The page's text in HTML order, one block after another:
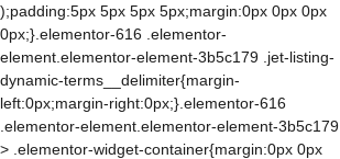
);padding:5px 5px 5px 5px;margin:0px 0px 0px
0px;}.elementor-616 .elementor-
element.elementor-element-3b5c179 .jet-listing-
dynamic-terms__delimiter{margin-
left:0px;margin-right:0px;}.elementor-616
.elementor-element.elementor-element-3b5c179
> .elementor-widget-container{margin:0px 0px